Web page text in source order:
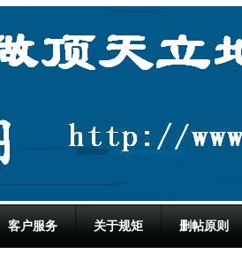
客户服务 关于规矩 删帖原则